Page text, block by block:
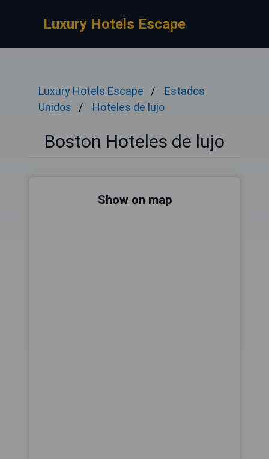
Luxury Hotels Escape
Luxury Hotels Escape
Estados
Unidos
Hoteles de lujo
Boston Hoteles de lujo
Show on map